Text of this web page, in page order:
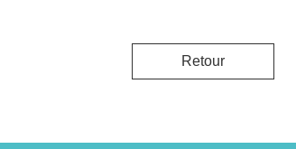
Retour